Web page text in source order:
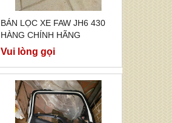
BÁN LỌC XE FAW JH6 430
HÀNG CHÍNH HÃNG
Vui lòng gọi